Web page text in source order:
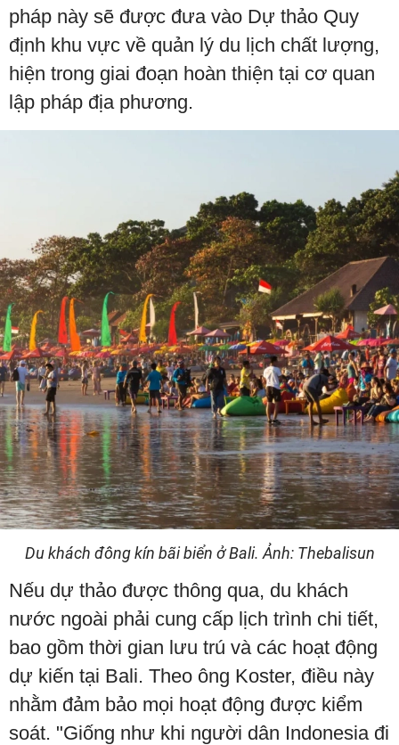
pháp này sẽ được đưa vào Dự thảo Quy
định khu vực về quản lý du lịch chất lượng,
hiện trong giai đoạn hoàn thiện tại cơ quan
lập pháp địa phương.
Du khách đông kín bãi biển ở Bali. Ảnh: Thebalisun
Nếu dự thảo được thông qua, du khách
nước ngoài phải cung cấp lịch trình chi tiết,
bao gồm thời gian lưu trú và các hoạt động
dự kiến tại Bali. Theo ông Koster, điều này
nhằm đảm bảo mọi hoạt động được kiểm
soát. "Giống như khi người dân Indonesia đi